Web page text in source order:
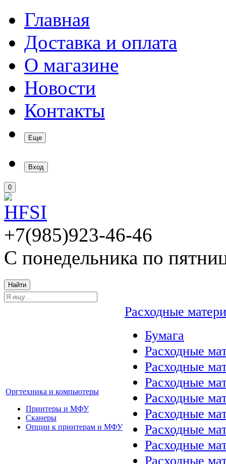
Главная
Доставка и оплата
О магазине
Новости
Контакты
Еще
Вход
0
+7(985)923-46-46
С понедельника по
Найти
Оргтехника и компьютеры
Принтеры и МФУ
Сканеры
Опции к принтерам и МФУ
Расходные
Бумага
Расходные
Расходные
Расходные
Расходные
Расходные
Расходные
Расходные
Расходные